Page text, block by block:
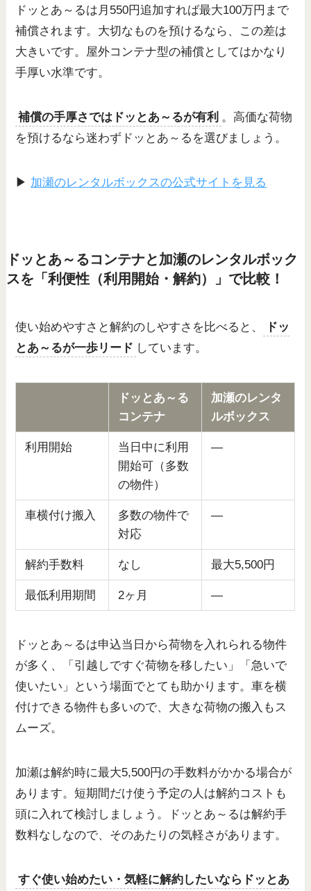
ドッとあ～るは月550円追加すれば最大100万円まで
補償されます。大切なものを預けるなら、この差は
大きいです。屋外コンテナ型の補償としてはかなり
手厚い水準です。
補償の手厚さではドッとあ～るが有利 。高価な荷物
を預けるなら迷わずドッとあ～るを選びましょう。
▶ 加瀬のレンタルボックスの公式サイトを見る
ドッとあ～るコンテナと加瀬のレンタルボック
スを「利便性（利用開始・解約）」で比較！
使い始めやすさと解約のしやすさを比べると、
ドッ
とあ～るが一歩リード しています。
ドッとあ～る
コンテナ
加瀬のレンタ
ルボックス
利用開始
当日中に利用
開始可（多数
の物件）
—
車横付け搬入
多数の物件で
対応
—
解約手数料 なし 最大5,500円
最低利用期間 2ヶ月 —
ドッとあ～るは申込当日から荷物を入れられる物件
が多く、「引越しですぐ荷物を移したい」「急いで
使いたい」という場面でとても助かります。車を横
付けできる物件も多いので、大きな荷物の搬入もス
ムーズ。
加瀬は解約時に最大5,500円の手数料がかかる場合が
あります。短期間だけ使う予定の人は解約コストも
頭に入れて検討しましょう。ドッとあ～るは解約手
数料なしなので、そのあたりの気軽さがあります。
すぐ使い始めたい・気軽に解約したいならドッとあ